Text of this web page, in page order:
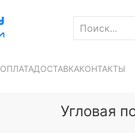
ОПЛАТАДОСТАВКАКОНТАКТЫ
Угловая